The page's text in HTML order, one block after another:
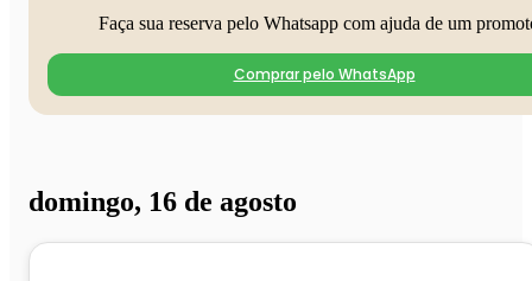
Faça sua reserva pelo Whatsapp com ajuda de um
Comprar pelo WhatsApp
domingo, 16 de agosto